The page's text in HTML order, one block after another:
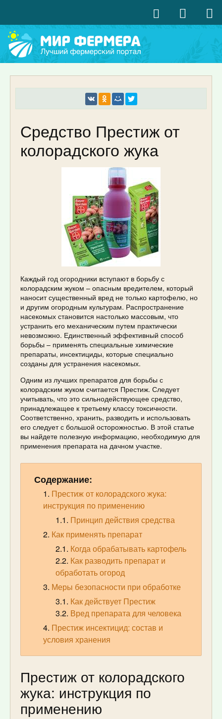
Средство Престиж от
колорадского жука
Каждый год огородники вступают в борьбу с
колорадским жуком – опасным вредителем, который
наносит существенный вред не только картофелю, но
и другим огородным культурам. Распространение
насекомых становится настолько массовым, что
устранить его механическим путем практически
невозможно. Единственный эффективный способ
борьбы – применять специальные химические
препараты, инсектициды, которые специально
созданы для устранения насекомых.
Одним из лучших препаратов для борьбы с
колорадским жуком считается Престиж. Следует
учитывать, что это сильнодействующее средство,
принадлежащее к третьему классу токсичности.
Соответственно, хранить, разводить и использовать
его следует с большой осторожностью. В этой статье
вы найдете полезную информацию, необходимую для
применения препарата на дачном участке.
Содержание:
Престиж от колорадского жука:
инструкция по применению
Принцип действия средства
Как применять препарат
Когда обрабатывать картофель
Как разводить препарат и
обработать огород
Меры безопасности при обработке
Как действует Престиж
Вред препарата для человека
Престиж инсектицид: состав и
условия хранения
Престиж от колорадского
жука: инструкция по
применению